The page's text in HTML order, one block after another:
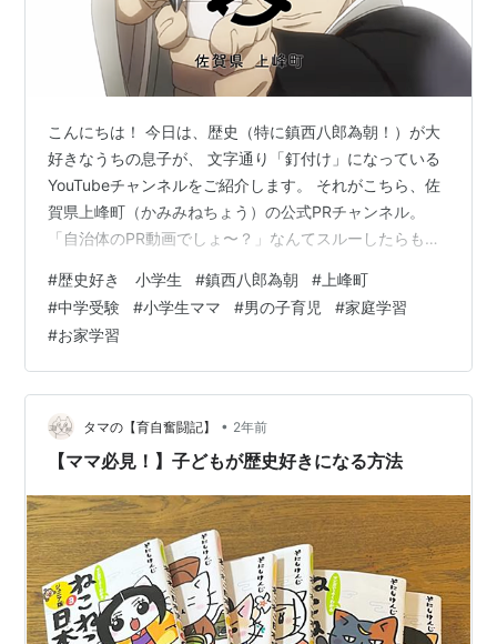
こんにちは！ 今日は、歴史（特に鎮西八郎為朝！）が大
好きなうちの息子が、 文字通り「釘付け」になっている
YouTubeチャンネルをご紹介します。 それがこちら、佐
賀県上峰町（かみみねちょう）の公式PRチャンネル。
「自治体のPR動画でしょ〜？」なんてスルーしたらもっ
ユニコーンの曲がカッコ良すぎる あの日本を代表するロ
ックバンド・ユニコーンが、 このためだけに書き下ろし
たテーマソング。 タイトルは「TIME‐TO‐MORE（タイ
ム・トゥ・モア）」。 「タ・イ・ム・ト・ゥ・モ・ア」
→「タメトモ」？ （笑） 耳に残るロックサウンドで、息
子もノ…
#歴史好き 小学生 #鎮西八郎為朝 # 上峰町
#中学受験 #小学生ママ #男の子育児 #家庭学習
#お家学習
タマの【育自奮闘記】 • 2年前
【ママ必見！】子どもが歴史好きになる方法